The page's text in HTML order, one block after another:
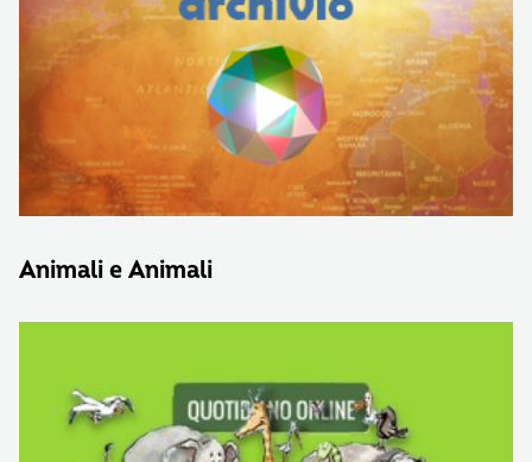
Animali e Animali